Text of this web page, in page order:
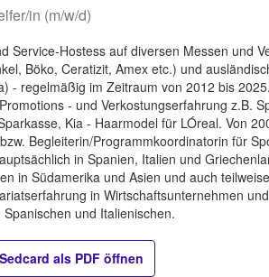
in (m/w/d)
Service-Hostess auf diversen Messen und
Böko, Ceratizit, Amex etc.) und
- regelmäßig im Zeitraum von 2012 bis
- und Verkostungserfahrung z.B.
Kia - Haarmodel für LÓreal. Von
Begleiterin/Programmkoordinatorin für
in Spanien, Italien und
in Südamerika und Asien und auch
in Wirtschaftsunternehmen
und Italienischen.
Sedcard als PDF öffnen